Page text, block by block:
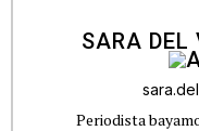
SARA DEL
Periodista